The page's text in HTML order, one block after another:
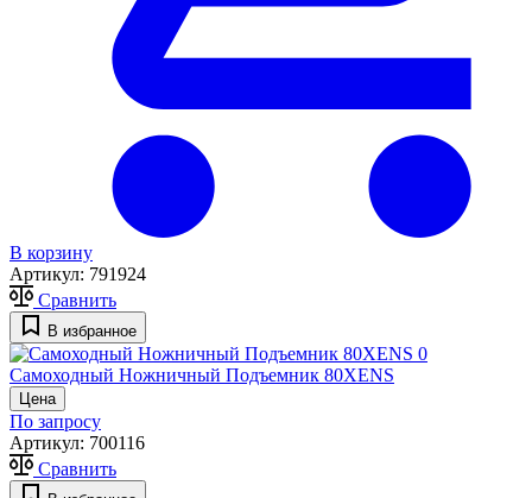
В корзину
Артикул: 791924
Сравнить
В избранное
0
Самоходный Ножничный Подъемник 80XENS
Цена
По запросу
Артикул: 700116
Сравнить